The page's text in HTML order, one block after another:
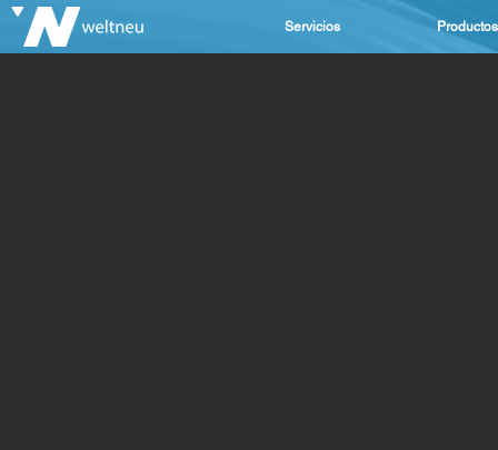
Servicios Productos